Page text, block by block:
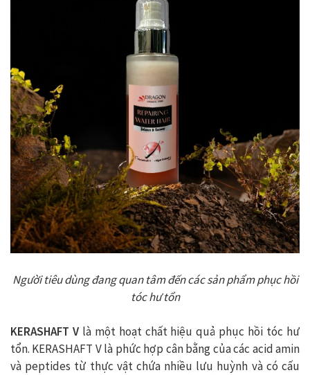
Người tiêu dùng đang quan tâm đến các sản phẩm phục hồi
tóc hư tổn
KERASHAFT Vlà một hoạt chất hiệu quả phục hồi tóc hư
tổn. KERASHAFT V là phức hợp cân bằng của các acid amin
và peptides từ thực vật chứa nhiều lưu huỳnh và có cấu